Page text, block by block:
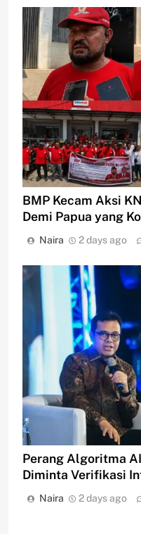
BMP Kecam Aksi
Demi Papua yang
Naira 2 days ago
Perang Algoritma
Diminta Verifikasi
Naira 2 days ago